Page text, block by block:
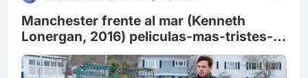
Manchester frente al mar (Kenneth
Lonergan, 2016) peliculas-mas-tristes-
manchester-frente-al-mar